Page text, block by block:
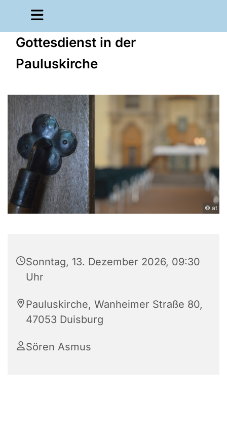
Gottesdienst in der
Pauluskirche
© at
Sonntag, 13. Dezember 2026, 09:30
Uhr
Pauluskirche, Wanheimer Straße 80,
47053 Duisburg
Sören Asmus